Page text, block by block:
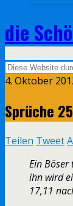
die
4. Oktober
Sprüche
Teilen Tweet
Ein
ihn wird
17,11